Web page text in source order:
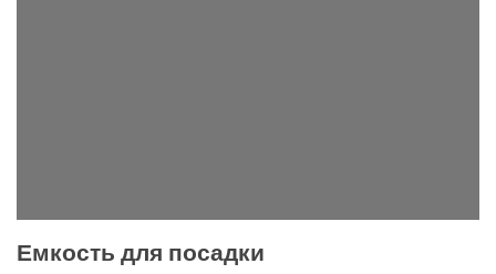
Емкость для посадки